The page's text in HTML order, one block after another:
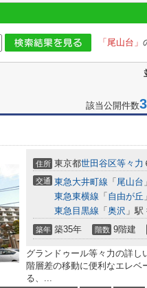
「尾山台」
該当公開件数
住所 東京都世田谷区等々力
交通 東急大井町線 「 尾山台
東急東横線 「 自由が丘
東急目黒線 「 奥沢 」
築年 築35年 階数 9階建
グランドゥール等々力の詳し
階層差の移動に便利なエレベ
る、...